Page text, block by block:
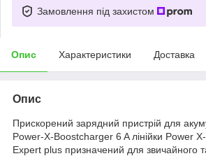
Замовлення під захистом
Опис Характеристики Доставка
Опис
Прискорений зарядний пристрій для
Power-X-Boostcharger 6 A лінійки Power
Expert plus призначений для звичайного